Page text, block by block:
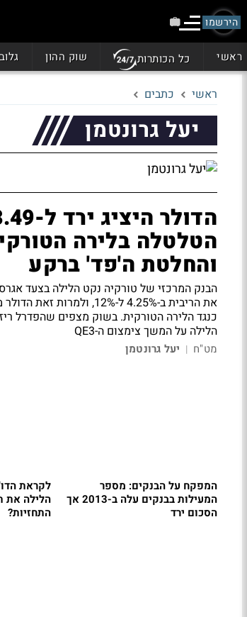
הירשמו
ראשי כל הכותרות שוק ההון
ראשי כתבים
יעל גרונטמן
הטלטלה בלירה
והחלטת ה'פד' ברקע
הבנק המרכזי של טורקיה נקט הלילה בצעד
כנגד הלירה הטורקית. בשוק מצפים שהפדרל
הלילה על המשך צימצום ה-QE3
מט"ח | יעל גרונטמן
המפקח על הבנקים: מספר
המעילות בבנקים עלה ב-2013 אך
הסכום ירד
לקראת
הלילה את
התחזיות?